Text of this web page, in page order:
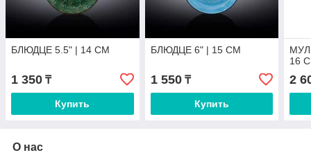
БЛЮДЦЕ 5.5" | 14 CM
1 350 ₸
Купить
БЛЮДЦЕ 6" | 15 CM
1 550₸
Купить
16
2
О нас